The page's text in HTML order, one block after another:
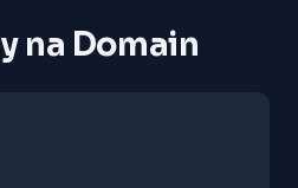
na Domain